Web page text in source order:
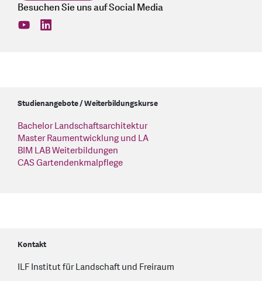
Besuchen Sie uns auf Social Media
find us on: youtube
find us on: linkedin
Studienangebote / Weiterbildungskurse
Bachelor Landschaftsarchitektur
Master Raumentwicklung und LA
BIM LAB Weiterbildungen
CAS Gartendenkmalpflege
Kontakt
ILF Institut für Landschaft und Freiraum